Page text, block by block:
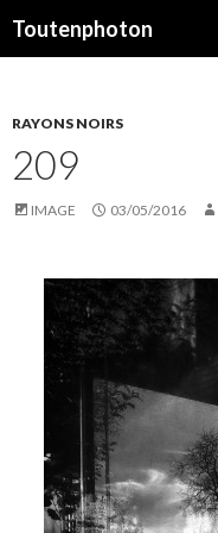
Toutenphoton
RAYONS NOIRS
209
IMAGE 03/05/2016